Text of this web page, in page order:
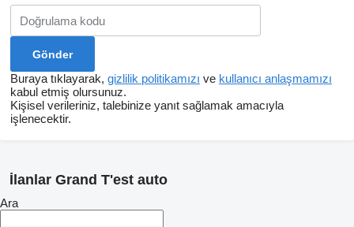
Buraya tıklayarak, gizlilik politikamızı ve kullanıcı anlaşmamızı
kabul etmiş olursunuz.
Kişisel verileriniz, talebinize yanıt sağlamak amacıyla
işlenecektir.
İlanlar Grand T'est auto
Ara